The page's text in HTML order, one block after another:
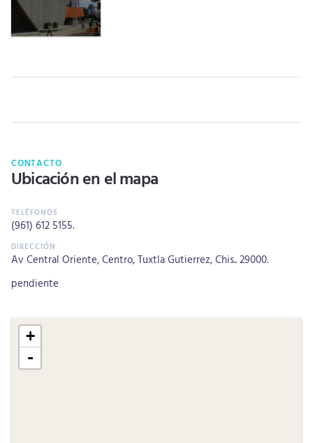
CONTACTO
Ubicación en el mapa
(961) 612 5155.
Av Central Oriente, Centro, Tuxtla Gutierrez, Chis.. 29000.
pendiente
+
-